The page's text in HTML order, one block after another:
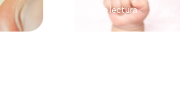
5 min de lectura